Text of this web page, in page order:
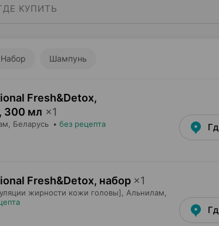
КУПИТЬ
Набор Шампунь
Fresh&Detox,
, 300 мл ×1
, Беларусь • без рецепта
Fresh&Detox, набор ×1
жирности кожи головы], Альнилам